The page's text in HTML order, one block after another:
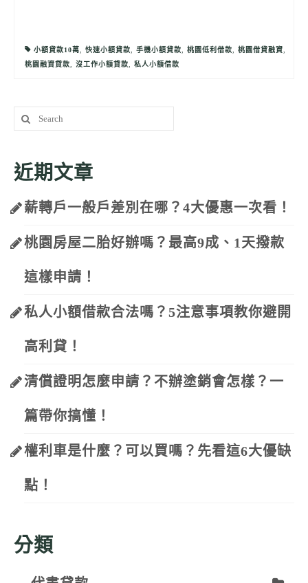
小額貸款10萬, 快速小額貸款, 手機小額貸款, 桃園低利借款, 桃園借貸融資,
桃園融資貸款, 沒工作小額貸款, 私人小額借款
Search
for:
近期文章
薪轉戶一般戶差別在哪？4大優惠一次看！
桃園房屋二胎好辦嗎？最高9成、1天撥款
這樣申請！
私人小額借款合法嗎？5注意事項教你避開
高利貸！
清償證明怎麼申請？不辦塗銷會怎樣？一
篇帶你搞懂！
權利車是什麼？可以買嗎？先看這6大優缺
點！
分類